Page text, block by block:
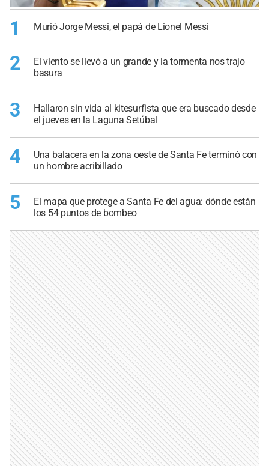
1 Murió Jorge Messi, el papá de Lionel Messi
2
El viento se llevó a un grande y la tormenta nos trajo
basura
3
Hallaron sin vida al kitesurfista que era buscado desde
el jueves en la Laguna Setúbal
4
Una balacera en la zona oeste de Santa Fe terminó con
un hombre acribillado
5
El mapa que protege a Santa Fe del agua: dónde están
los 54 puntos de bombeo